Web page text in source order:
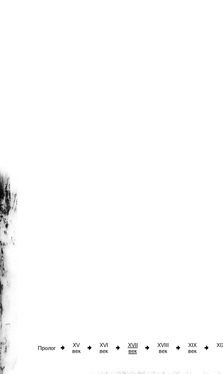
Пролог
XV
век
XVI
век
XVII
век
XVIII
век
XIX
век